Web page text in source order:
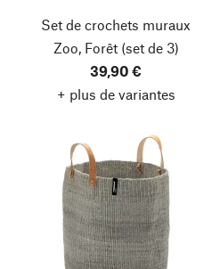
Set de crochets muraux
Zoo, Forêt(set de 3)
39,90 €
+ plus de variantes